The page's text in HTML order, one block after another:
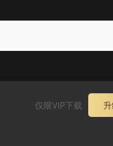
仅限VIP下载